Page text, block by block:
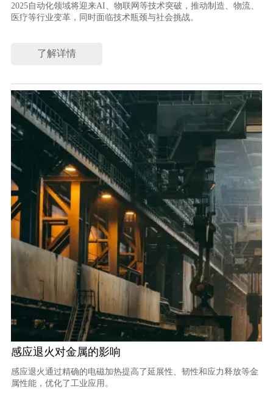
2025自动化领域将迎来AI、物联网等技术突破，推动制造、物流、
医疗等行业变革，同时面临技术瓶颈与社会挑战。
了解详情
感应退火对金属的影响
感应退火通过精确的电磁加热提高了延展性、韧性和应力释放等金
属性能，优化了工业应用。